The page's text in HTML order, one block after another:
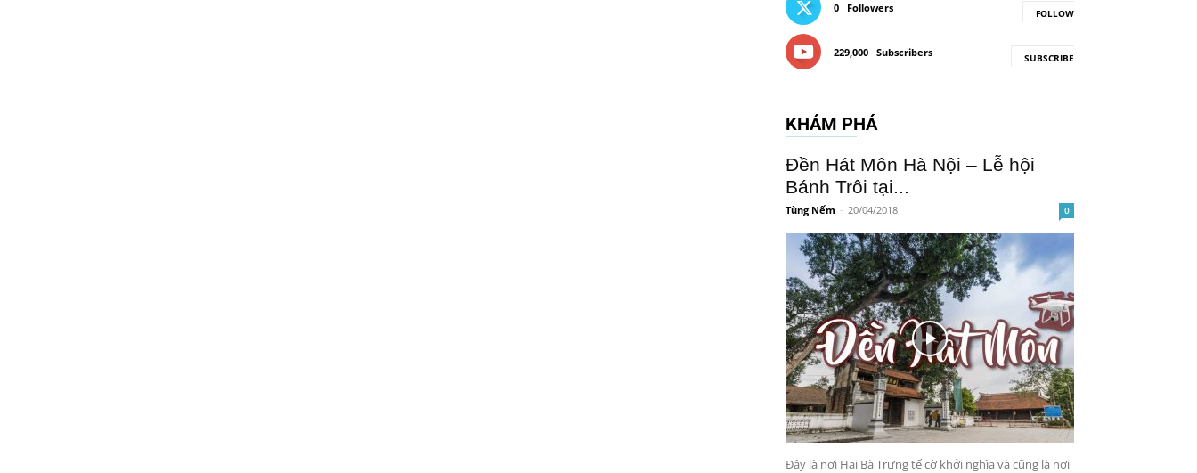
0 Followers FOLLOW
229,000 Subscribers SUBSCRIBE
KHÁM PHÁ
Đền Hát Môn Hà Nội – Lễ hội
Bánh Trôi tại...
Tùng Nếm - 20/04/2018 0
Đây là nơi Hai Bà Trưng tế cờ khởi nghĩa và cũng là nơi